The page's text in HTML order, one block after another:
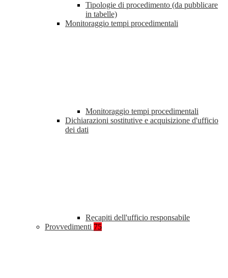
Tipologie di procedimento (da pubblicare
in tabelle)
Monitoraggio tempi procedimentali
Monitoraggio tempi procedimentali
Dichiarazioni sostitutive e acquisizione d'ufficio
dei dati
Recapiti dell'ufficio responsabile
Provvedimenti 75